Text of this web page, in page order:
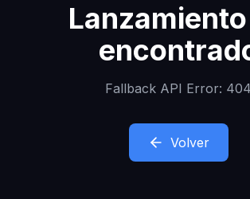
Fallback API Error: 404
Volver